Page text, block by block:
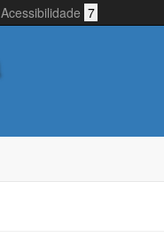
Acessibilidade 7